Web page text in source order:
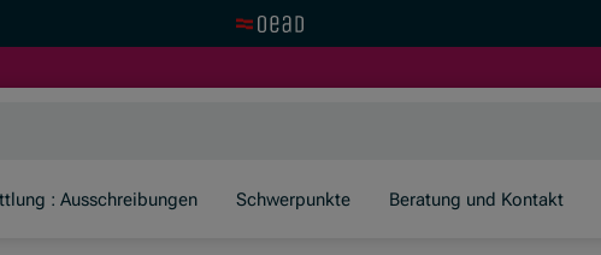
: Ausschreibungen Schwerpunkte Beratung und Kontakt